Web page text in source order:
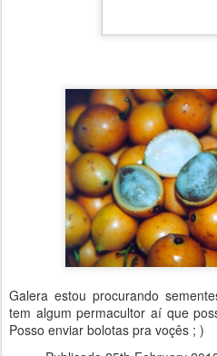
Galera estou procurando
tem algum permacultor aí que
Posso enviar bolotas pra voçês ; )